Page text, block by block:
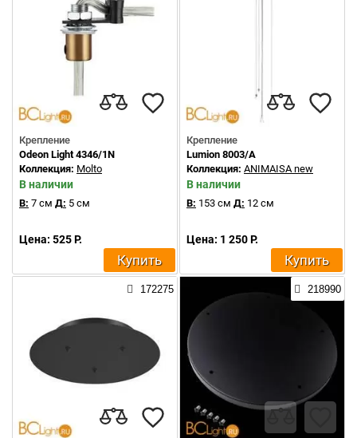
Крепление
Odeon Light 4346/1N
Коллекция: Molto
В наличии
В: 7 см Д: 5 см
Цена: 525 Р.
Купить
Крепление
Lumion 8003/A
Коллекция: ANIMAISA new
В наличии
В: 153 см Д: 12 см
Цена: 1 250 Р.
Купить
172275 218990